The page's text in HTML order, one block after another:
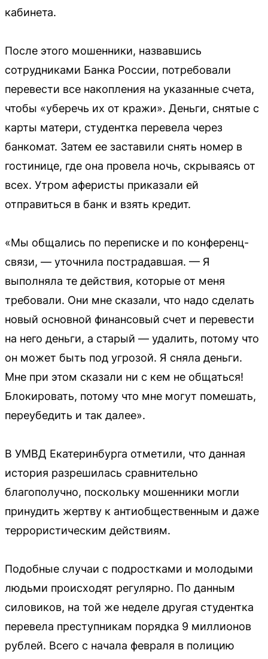
кабинета.
После этого мошенники, назвавшись
сотрудниками Банка России, потребовали
перевести все накопления на указанные счета,
чтобы «уберечь их от кражи». Деньги, снятые с
карты матери, студентка перевела через
банкомат. Затем ее заставили снять номер в
гостинице, где она провела ночь, скрываясь от
всех. Утром аферисты приказали ей
отправиться в банк и взять кредит.
«Мы общались по переписке и по конференц-
связи, — уточнила пострадавшая. — Я
выполняла те действия, которые от меня
требовали. Они мне сказали, что надо сделать
новый основной финансовый счет и перевести
на него деньги, а старый — удалить, потому что
он может быть под угрозой. Я сняла деньги.
Мне при этом сказали ни с кем не общаться!
Блокировать, потому что мне могут помешать,
переубедить и так далее».
В УМВД Екатеринбурга отметили, что данная
история разрешилась сравнительно
благополучно, поскольку мошенники могли
принудить жертву к антиобщественным и даже
террористическим действиям.
Подобные случаи с подростками и молодыми
людьми происходят регулярно. По данным
силовиков, на той же неделе другая студентка
перевела преступникам порядка 9 миллионов
рублей. Всего с начала февраля в полицию